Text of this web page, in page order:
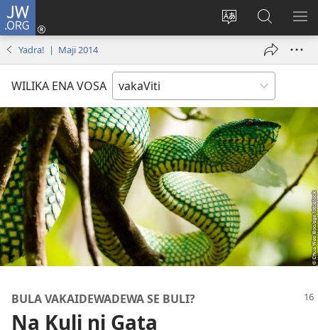
JW.ORG
Veisautaka
Dolava
(opens
Vaqara
ena
JW.ORG
Yadra! | Maji 2014
WILIKA ENA VOSA
BULA VAKAIDEWADEWA SE BULI?
Na Kuli ni Gata